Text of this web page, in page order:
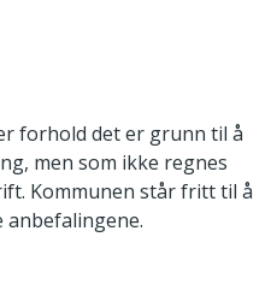
forhold det er grunn til å
men som ikke regnes
Kommunen står fritt til å
anbefalingene.